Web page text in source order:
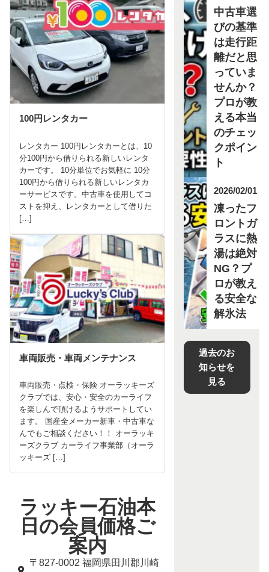
100円レンタカー
レンタカー 100円レンタカーとは、10
分100円から借りられる新しいレンタ
カーです。 10分単位でお気軽に 10分
100円から借りられる新しいレンタカ
ーサービスです。中古車を使用してコ
ストを抑え、レンタカーとして借りた
[…]
車両販売・車両メンテナンス
車両販売・点検・保険 オーラッキーズ
クラブでは、安心・安全のカーライフ
を楽しんで頂けるようサポートしてい
ます。 国産全メーカー新車・中古車な
んでもご相談ください！！ オーラッキ
ーズクラブ カーライフ事業部（オーラ
ッキーズ […]
ラッキー石油本
日の会員価格ご
案内
〒827-0002 福岡県田川郡川崎
中古車選
びの基準
は走行距
離だと思
っていま
せんか？
プロが教
える本当
のチェッ
クポイン
ト
2026/02/01
凍ったフ
ロントガ
ラスに熱
湯は絶対
NG？プ
ロが教え
る安全な
解氷法
過去のお
知らせを
見る